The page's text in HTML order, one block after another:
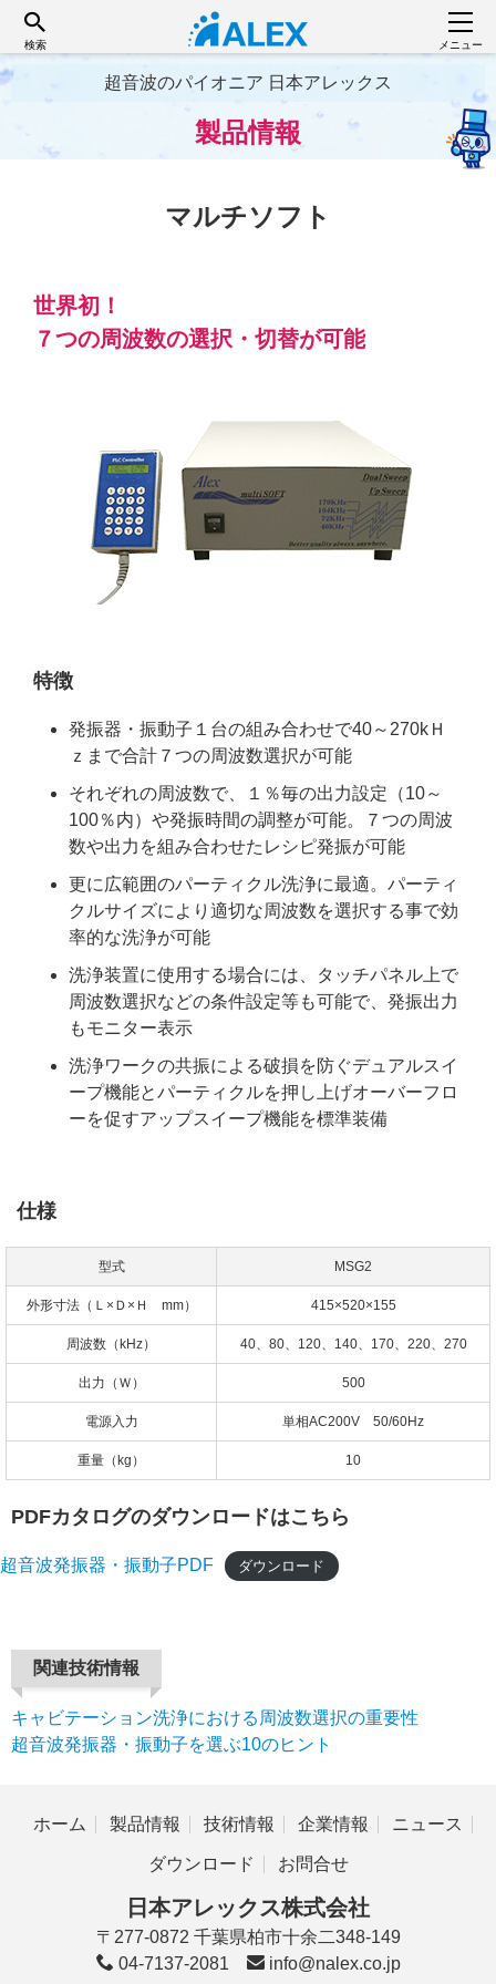
検索 メニュー
超音波のパイオニア 日本アレックス
製品情報
マルチソフト
世界初！
７つの周波数の選択・切替が可能
特徴
発振器・振動子１台の組み合わせで40～270kＨ
ｚまで合計７つの周波数選択が可能
それぞれの周波数で、１％毎の出力設定（10～
100％内）や発振時間の調整が可能。７つの周波
数や出力を組み合わせたレシピ発振が可能
更に広範囲のパーティクル洗浄に最適。パーティ
クルサイズにより適切な周波数を選択する事で効
率的な洗浄が可能
洗浄装置に使用する場合には、タッチパネル上で
周波数選択などの条件設定等も可能で、発振出力
もモニター表示
洗浄ワークの共振による破損を防ぐデュアルスイ
ープ機能とパーティクルを押し上げオーバーフロ
ーを促すアップスイープ機能を標準装備
仕様
型式 MSG2
外形寸法（Ｌ×Ｄ×Ｈ mm） 415×520×155
周波数（kHz） 40、80、120、140、170、220、270
出力（Ｗ） 500
電源入力 単相AC200V 50/60Hz
重量（kg） 10
PDFカタログのダウンロードはこちら
超音波発振器・振動子PDF ダウンロード
関連技術情報
キャビテーション洗浄における周波数選択の重要性
超音波発振器・振動子を選ぶ10のヒント
ホーム 製品情報 技術情報 企業情報 ニュース
ダウンロード お問合せ
日本アレックス株式会社
〒277-0872 千葉県柏市十余二348-149
04-7137-2081
info@nalex.co.jp